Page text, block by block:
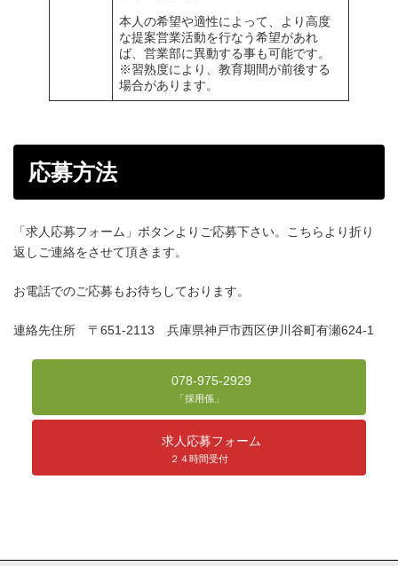
本人の希望や適性によって、より高度
な提案営業活動を行なう希望があれ
ば、営業部に異動する事も可能です。
※習熟度により、教育期間が前後する
場合があります。
応募方法
「求人応募フォーム」ボタンよりご応募下さい。こちらより折り
返しご連絡をさせて頂きます。
お電話でのご応募もお待ちしております。
連絡先住所 〒651-2113 兵庫県神戸市西区伊川谷町有瀬624-1
078-975-2929
「採用係」
求人応募フォーム
２４時間受付